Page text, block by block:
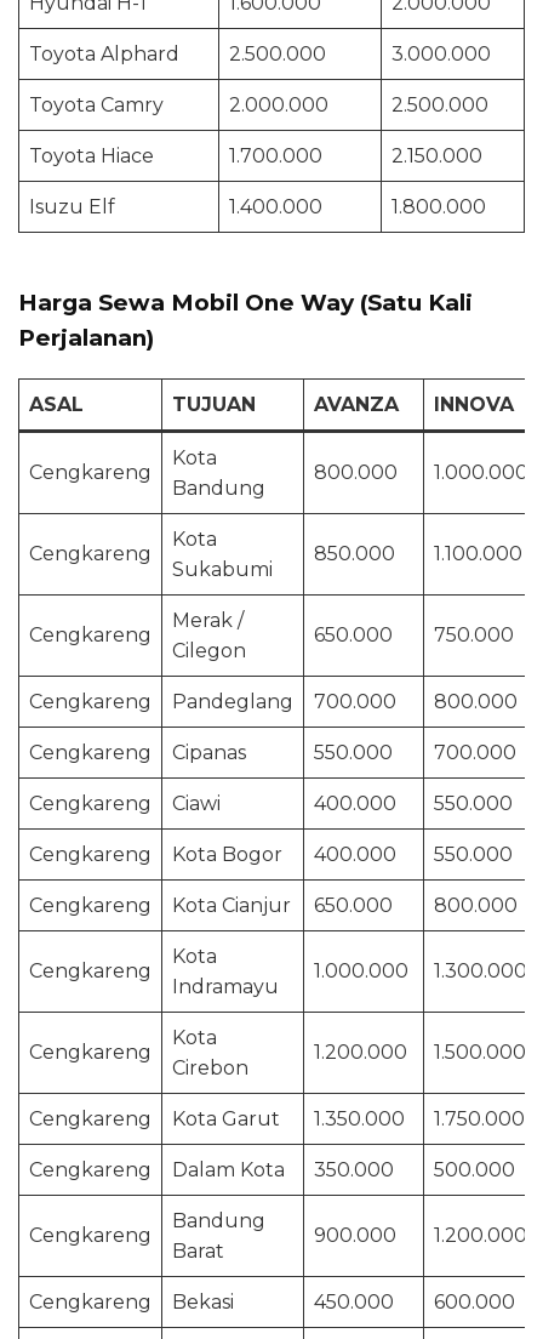
Toyota Alphard 2.500.000 3.000.000
Toyota Camry 2.000.000 2.500.000
Toyota Hiace 1.700.000 2.150.000
Isuzu Elf 1.400.000 1.800.000
Harga Sewa Mobil One Way (Satu Kali
Perjalanan)
ASAL TUJUAN AVANZA INNOVA
Cengkareng
Kota
Bandung
800.000 1.000.000
Cengkareng
Kota
Sukabumi
850.000 1.100.000
Cengkareng
Merak /
Cilegon
650.000 750.000
Cengkareng Pandeglang 700.000 800.000
Cengkareng Cipanas 550.000 700.000
Cengkareng Ciawi 400.000 550.000
Cengkareng Kota Bogor 400.000 550.000
Cengkareng Kota Cianjur 650.000 800.000
Cengkareng
Kota
Indramayu
1.000.000 1.300.000
Cengkareng
Kota
Cirebon
1.200.000 1.500.000
Cengkareng Kota Garut 1.350.000 1.750.000
Cengkareng Dalam Kota 350.000 500.000
Cengkareng
Bandung
Barat
900.000 1.200.000
Cengkareng Bekasi 450.000 600.000